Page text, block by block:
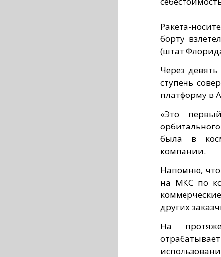
Ракета-
борту
(штат
Через
ступень
платформу в
«Это
была в
компании.
Напомню, что
на МКС по
других
На